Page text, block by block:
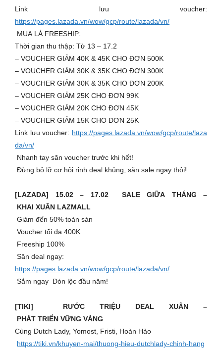
Link lưu voucher:
https://pages.lazada.vn/wow/gcp/route/lazada/vn/
MUA LÀ FREESHIP:
Thời gian thu thập: Từ 13 – 17.2
– VOUCHER GIẢM 40K & 45K CHO ĐƠN 500K
– VOUCHER GIẢM 30K & 35K CHO ĐƠN 300K
– VOUCHER GIẢM 30K & 35K CHO ĐƠN 200K
– VOUCHER GIẢM 25K CHO ĐƠN 99K
– VOUCHER GIẢM 20K CHO ĐƠN 45K
– VOUCHER GIẢM 15K CHO ĐƠN 25K
Link lưu voucher: https://pages.lazada.vn/wow/gcp/route/laza
da/vn/
Nhanh tay săn voucher trước khi hết!
Đừng bỏ lỡ cơ hội rinh deal khủng, săn sale ngay thôi!
[LAZADA] 15.02 – 17.02 SALE GIỮA THÁNG –
KHAI XUÂN LAZMALL
Giảm đến 50% toàn sàn
Voucher tối đa 400K
Freeship 100%
Săn deal ngay:
https://pages.lazada.vn/wow/gcp/route/lazada/vn/
Sắm ngay Đón lộc đầu năm!
[TIKI] RƯỚC TRIỆU DEAL XUÂN –
PHÁT TRIỂN VỮNG VÀNG
Cùng Dutch Lady, Yomost, Fristi, Hoàn Hảo
https://tiki.vn/khuyen-mai/thuong-hieu-dutchlady-chinh-hang